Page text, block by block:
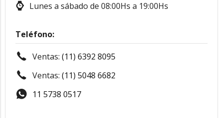
Lunes a sábado de 08:00Hs a 19:00Hs
Teléfono:
Ventas: (11) 6392 8095
Ventas: (11) 5048 6682
11 5738 0517